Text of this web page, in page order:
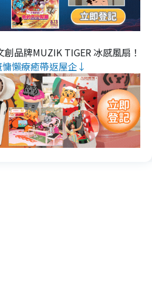
創品牌MUZIK TIGER 冰感風扇！
懶療癒帶返屋企↓